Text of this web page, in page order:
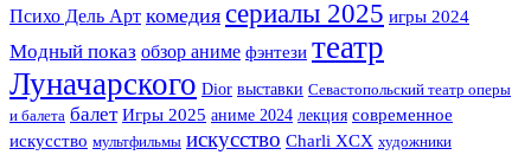
Психо Дель Арт комедия сериалы 2025 игры 2024
Модный показ обзор аниме фэнтези театр
Луначарского Dior выставки Севастопольский театр оперы
и балета балет Игры 2025 аниме 2024 лекция современное
искусство мультфильмы искусство Charli XCX художники